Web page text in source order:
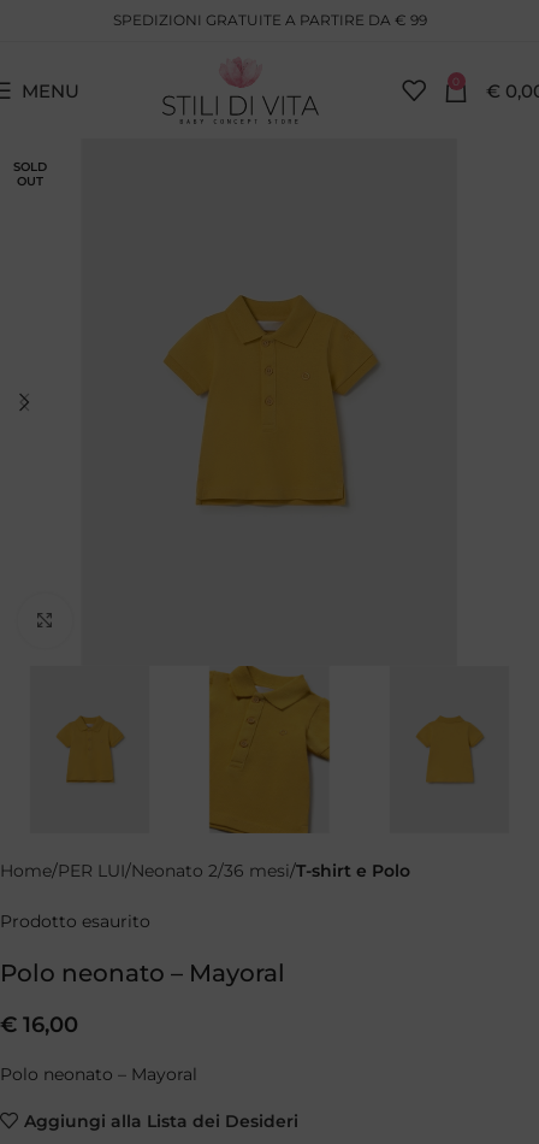
SPEDIZIONI GRATUITE A PARTIRE DA € 99
MENU 0 €
SOLD
OUT
Home PER LUI Neonato 2/36 mesi T-shirt e Polo
Prodotto esaurito
Polo neonato – Mayoral
€ 16,00
Polo neonato – Mayoral
Aggiungi alla Lista dei Desideri